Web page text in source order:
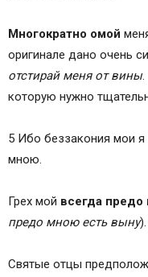
Многократно омой
оригинале дано очень
отстирай меня от вины.
которую нужно
5 Ибо беззакония мои я
мною.
Грех мой всегда
предо мною есть выну).
Святые отцы